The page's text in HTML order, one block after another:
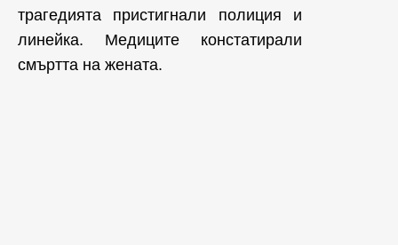
трагедията пристигнали полиция и
линейка. Медиците констатирали
смъртта на жената.